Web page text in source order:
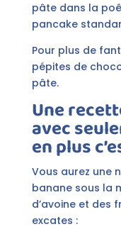
pâte dans la
pancake
Pour plus de
pépites de
pâte.
Une
avec
en plus
Vous aurez une
banane sous la
d’avoine et des
excates :